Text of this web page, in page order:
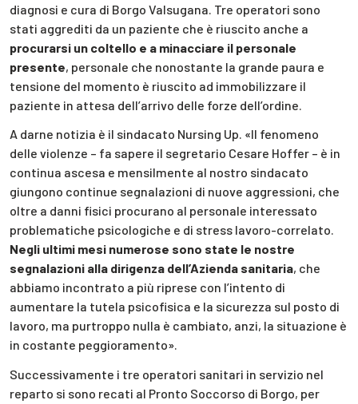
diagnosi e cura di Borgo Valsugana. Tre operatori sono
stati aggrediti da un paziente che è riuscito anche a
procurarsi un coltello e a minacciare il personale
presente, personale che nonostante la grande paura e
tensione del momento è riuscito ad immobilizzare il
paziente in attesa dell’arrivo delle forze dell’ordine.
A darne notizia è il sindacato Nursing Up. «Il fenomeno
delle violenze – fa sapere il segretario Cesare Hoffer – è in
continua ascesa e mensilmente al nostro sindacato
giungono continue segnalazioni di nuove aggressioni, che
oltre a danni fisici procurano al personale interessato
problematiche psicologiche e di stress lavoro-correlato.
Negli ultimi mesi numerose sono state le nostre
segnalazioni alla dirigenza dell’Azienda sanitaria, che
abbiamo incontrato a più riprese con l’intento di
aumentare la tutela psicofisica e la sicurezza sul posto di
lavoro, ma purtroppo nulla è cambiato, anzi, la situazione è
in costante peggioramento».
Successivamente i tre operatori sanitari in servizio nel
reparto si sono recati al Pronto Soccorso di Borgo, per